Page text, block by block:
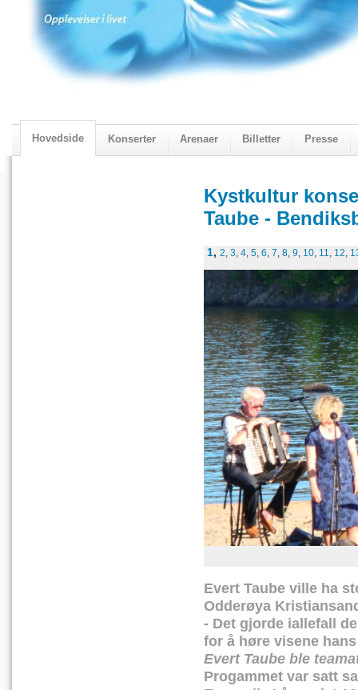
Hovedside Konserter Arenaer Billetter Presse
Kystkultur
Taube -
1, 2, 3, 4, 5, 6, 7, 8, 9, 10, 11, 12,
Evert Taube ville ha
Odderøya
- Det gjorde iallefall
for å høre visene hans
Evert Taube ble
Progammet var satt